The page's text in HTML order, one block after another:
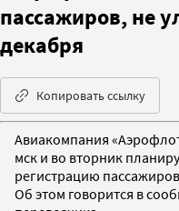
пассажиров, не
декабря
Копировать ссылку
Авиакомпания
мск и во вторник
регистрацию
Об этом говорится в